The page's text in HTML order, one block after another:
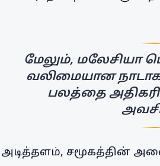
மேலும், மலேசியா
வலிமையான
பலத்தை
சமூகத்தின்